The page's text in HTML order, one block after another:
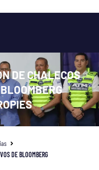
DE CHALECOS
DE BLOOMBERG